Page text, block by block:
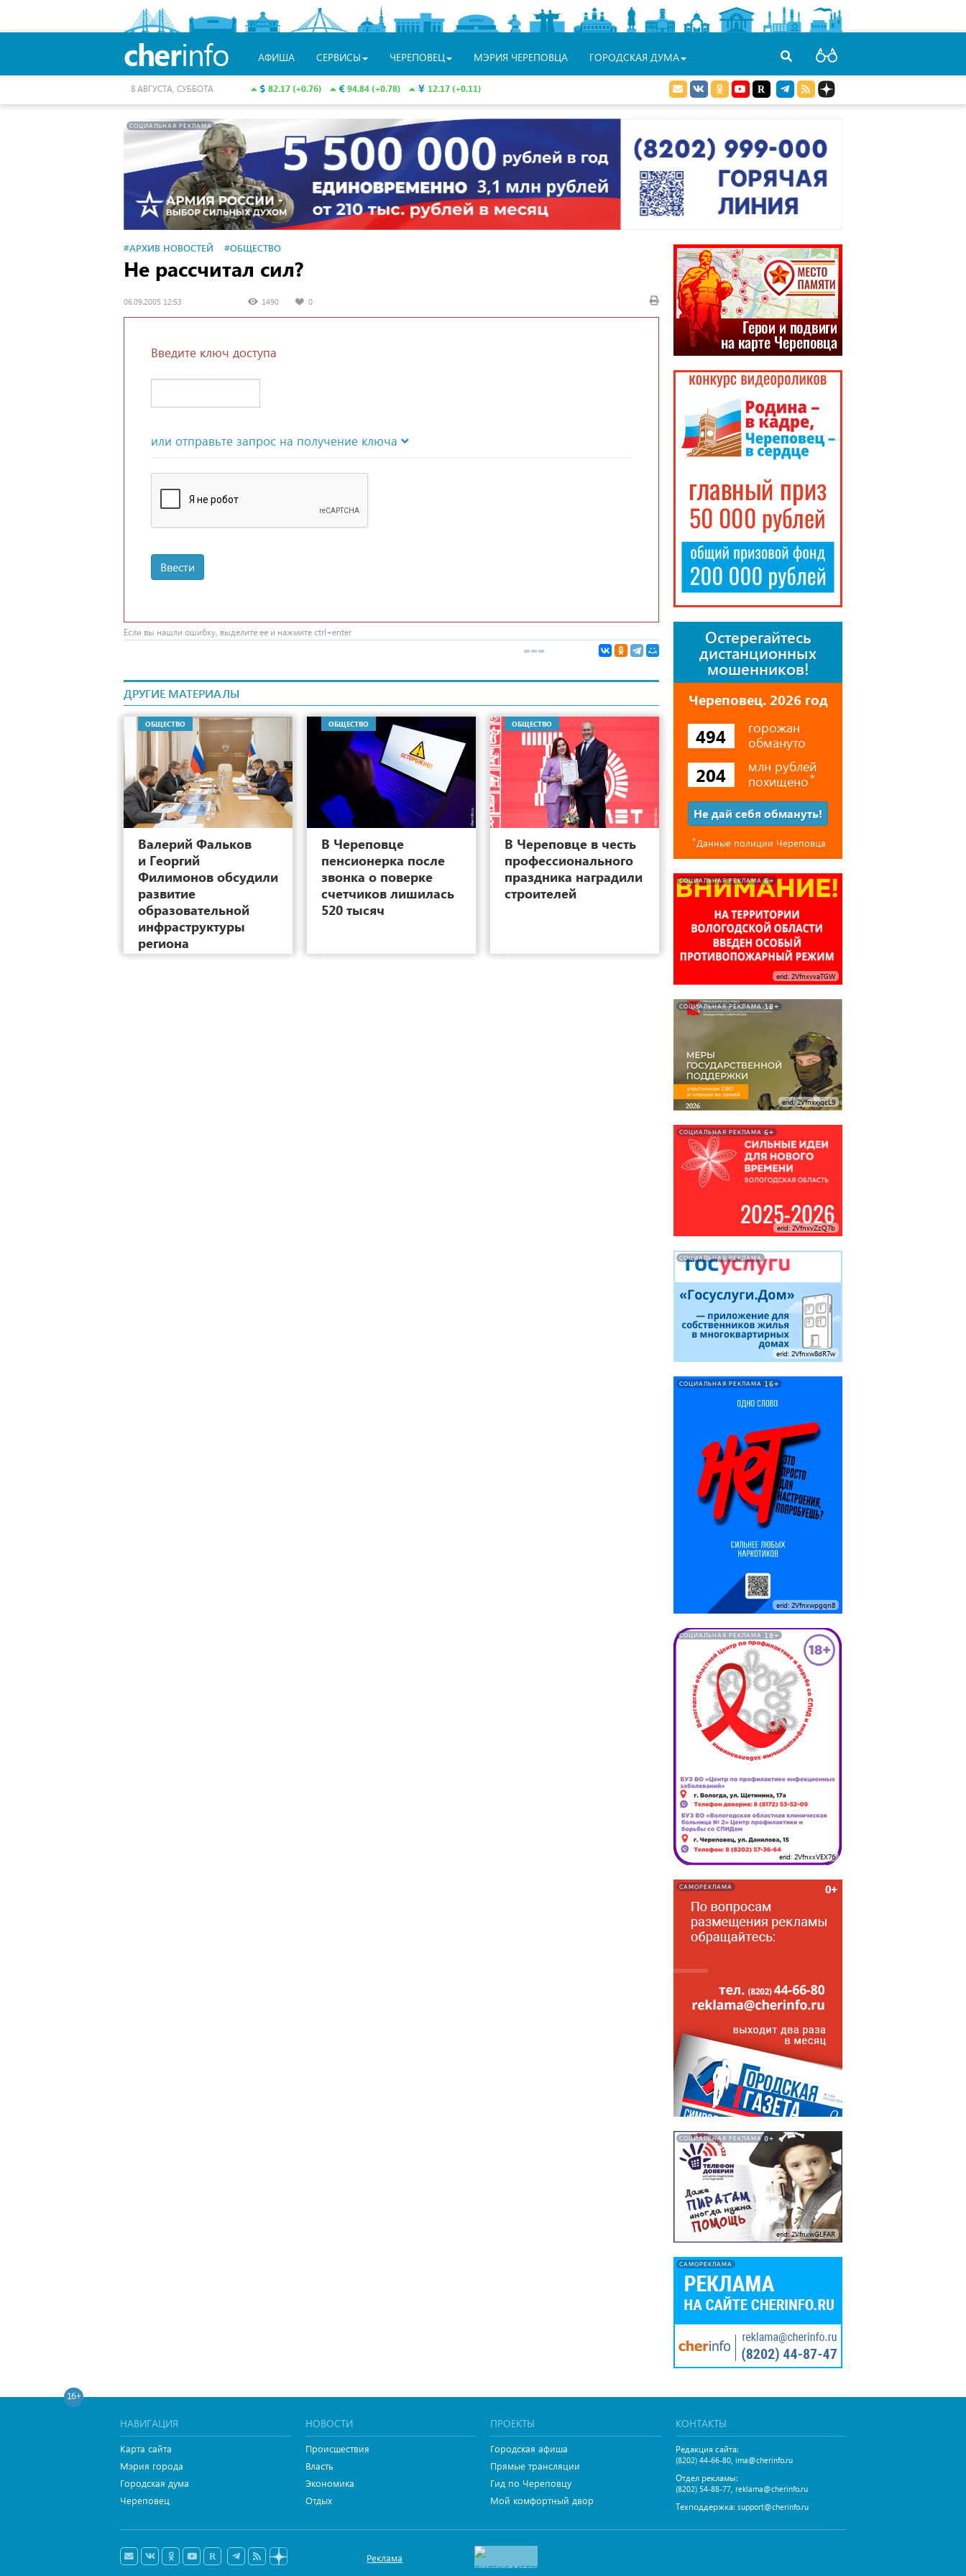
cherinfo АФИША СЕРВИСЫ ЧЕРЕПОВЕЦ МЭРИЯ ЧЕРЕПОВЦА ГОРОДСКАЯ ДУМА
82.17 (+0.76) 94.84 (+0.78) 12.17 (+0.11)
8 АВГУСТА, СУББОТА
СОЦИАЛЬНАЯ РЕКЛАМА
#АРХИВ НОВОСТЕЙ #ОБЩЕСТВО
Не рассчитал сил?
06.09.2005 12:53 1490 0
Введите ключ доступа
или отправьте запрос на получение ключа
Ввести
Если вы нашли ошибку, выделите ее и нажмите ctrl+enter
ДРУГИЕ МАТЕРИАЛЫ
ОБЩЕСТВО
Валерий Фальков
и Георгий
Филимонов обсудили
развитие
образовательной
инфраструктуры
региона
ОБЩЕСТВО
В Череповце
пенсионерка после
звонка о поверке
счетчиков лишилась
520 тысяч
ОБЩЕСТВО
В Череповце в честь
профессионального
праздника наградили
строителей
Остерегайтесь
дистанционных
мошенников!
Череповец. 2026 год
494
горожан
обмануто
204
млн рублей
похищено⃰
Не дай себя обмануть!
⃰Данные полиции Череповца
СОЦИАЛЬНАЯ РЕКЛАМА 6+
erid: 2VfnxvvaTGW
СОЦИАЛЬНАЯ РЕКЛАМА 18+
erid: 2VfnxxjqcL9
СОЦИАЛЬНАЯ РЕКЛАМА 6+
erid: 2VfnxvZzQ7b
СОЦИАЛЬНАЯ РЕКЛАМА
erid: 2Vfnxw8dR7w
СОЦИАЛЬНАЯ РЕКЛАМА 16+
erid: 2Vfnxwpgqn8
СОЦИАЛЬНАЯ РЕКЛАМА 18+
erid: 2VfnxxVEX76
САМОРЕКЛАМА
СОЦИАЛЬНАЯ РЕКЛАМА 0+
erid: 2VfnxwGLFAR
САМОРЕКЛАМА
16+
НАВИГАЦИЯ
Карта сайта
Мэрия города
Городская дума
Череповец
НОВОСТИ
Происшествия
Власть
Экономика
Отдых
ПРОЕКТЫ
Городская афиша
Прямые трансляции
Гид по Череповцу
Мой комфортный двор
КОНТАКТЫ
Редакция сайта:
(8202) 44-66-80, ima@cherinfo.ru
Отдел рекламы:
(8202) 54-88-77, reklama@cherinfo.ru
Техподдержка: support@cherinfo.ru
Реклама